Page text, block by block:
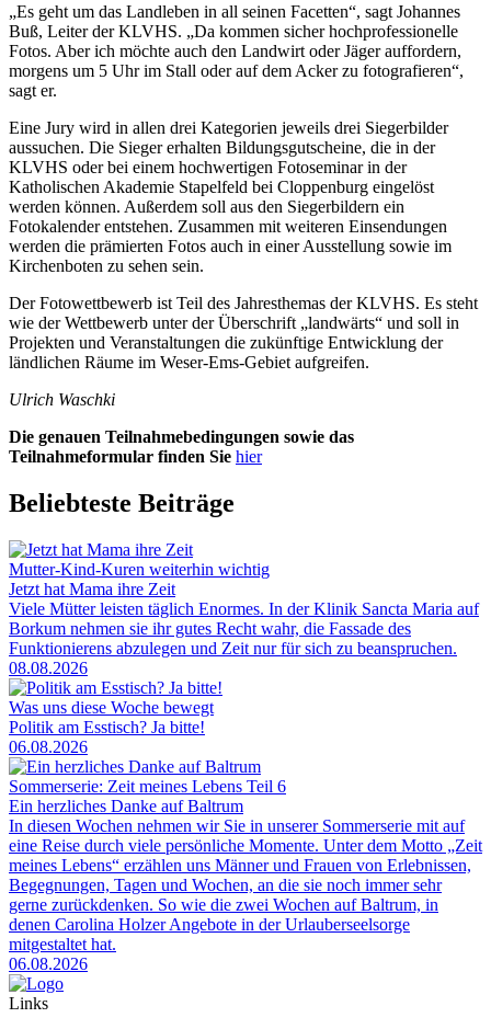
„Es geht um das Landleben in all seinen Facetten“, sagt Johannes
Buß, Leiter der KLVHS. „Da kommen sicher hochprofessionelle
Fotos. Aber ich möchte auch den Landwirt oder Jäger auffordern,
morgens um 5 Uhr im Stall oder auf dem Acker zu fotografieren“,
sagt er.
Eine Jury wird in allen drei Kategorien jeweils drei Siegerbilder
aussuchen. Die Sieger erhalten Bildungsgutscheine, die in der
KLVHS oder bei einem hochwertigen Fotoseminar in der
Katholischen Akademie Stapelfeld bei Cloppenburg eingelöst
werden können. Außerdem soll aus den Siegerbildern ein
Fotokalender entstehen. Zusammen mit weiteren Einsendungen
werden die prämierten Fotos auch in einer Ausstellung sowie im
Kirchenboten zu sehen sein.
Der Fotowettbewerb ist Teil des Jahresthemas der KLVHS. Es steht
wie der Wettbewerb unter der Überschrift „landwärts“ und soll in
Projekten und Veranstaltungen die zukünftige Entwicklung der
ländlichen Räume im Weser-Ems-Gebiet aufgreifen.
Ulrich Waschki
Die genauen Teilnahmebedingungen sowie das
Teilnahmeformular finden Sie hier
Beliebteste Beiträge
Mutter-Kind-Kuren weiterhin wichtig
Jetzt hat Mama ihre Zeit
Viele Mütter leisten täglich Enormes. In der Klinik Sancta Maria auf
Borkum nehmen sie ihr gutes Recht wahr, die Fassade des
Funktionierens abzulegen und Zeit nur für sich zu beanspruchen.
08.08.2026
Was uns diese Woche bewegt
Politik am Esstisch? Ja bitte!
06.08.2026
Sommerserie: Zeit meines Lebens Teil 6
Ein herzliches Danke auf Baltrum
In diesen Wochen nehmen wir Sie in unserer Sommerserie mit auf
eine Reise durch viele persönliche Momente. Unter dem Motto „Zeit
meines Lebens“ erzählen uns Männer und Frauen von Erlebnissen,
Begegnungen, Tagen und Wochen, an die sie noch immer sehr
gerne zurückdenken. So wie die zwei Wochen auf Baltrum, in
denen Carolina Holzer Angebote in der Urlauberseelsorge
mitgestaltet hat.
06.08.2026
Links